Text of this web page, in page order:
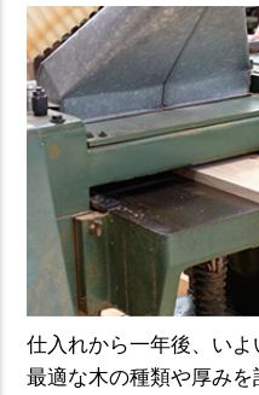
仕入れから一年後、い
最適な木の種類や厚み